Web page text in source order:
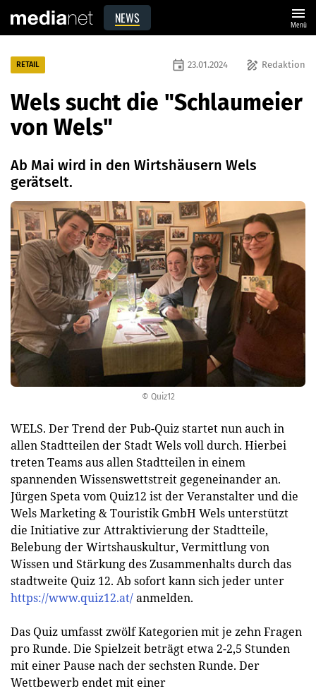
NEWS menu
Menü
© Quiz12
RETAIL draw Redaktion
event 23.01.2024
Wels sucht die "Schlaumeier
von Wels"
Ab Mai wird in den Wirtshäusern Wels
gerätselt.
WELS. Der Trend der Pub-Quiz startet nun auch in
allen Stadtteilen der Stadt Wels voll durch. Hierbei
treten Teams aus allen Stadtteilen in einem
spannenden Wissenswettstreit gegeneinander an.
Jürgen Speta vom Quiz12 ist der Veranstalter und die
Wels Marketing & Touristik GmbH Wels unterstützt
die Initiative zur Attraktivierung der Stadtteile,
Belebung der Wirtshauskultur, Vermittlung von
Wissen und Stärkung des Zusammenhalts durch das
stadtweite Quiz 12. Ab sofort kann sich jeder unter
https://www.quiz12.at/anmelden.
Das Quiz umfasst zwölf Kategorien mit je zehn Fragen
pro Runde. Die Spielzeit beträgt etwa 2-2,5 Stunden
mit einer Pause nach der sechsten Runde. Der
Wettbewerb endet mit einer